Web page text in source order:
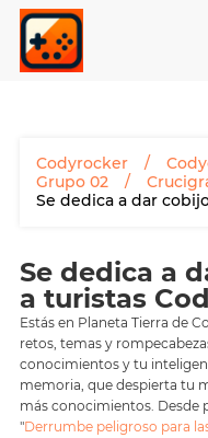
Codyrocker
Grupo 02
Se dedica a dar
Se dedica a
a turistas
Estás en Planeta Tierra de
retos, temas y
conocimientos y tu
memoria, que despierta tu
más conocimientos. Desde
"Derrumbe peligroso para